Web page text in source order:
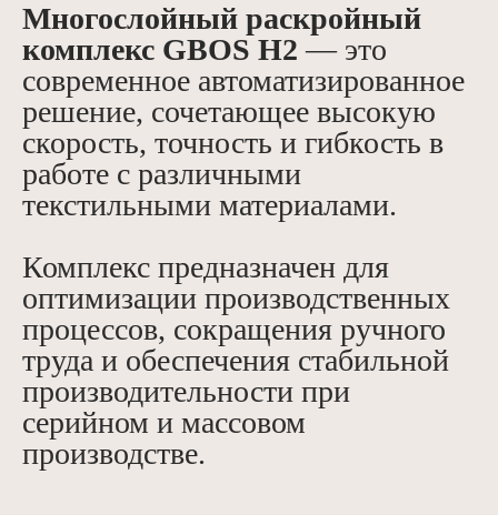
Многослойный раскройный
комплекс GBOS H2 — это
современное автоматизированное
решение, сочетающее высокую
скорость, точность и гибкость в
работе с различными
текстильными материалами.
Комплекс предназначен для
оптимизации производственных
процессов, сокращения ручного
труда и обеспечения стабильной
производительности при
серийном и массовом
производстве.